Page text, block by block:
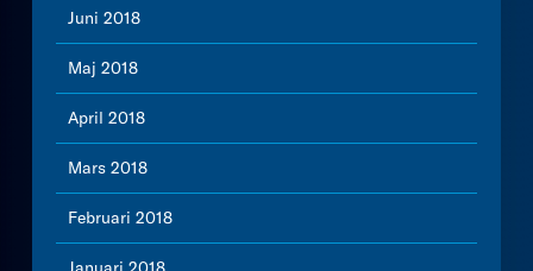
Juni 2018
Maj 2018
April 2018
Mars 2018
Februari 2018